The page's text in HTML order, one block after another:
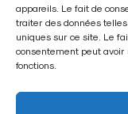
appareils. Le fait de
traiter des données
uniques sur ce site. Le
consentement peut
fonctions.
Mairie de
Fontenay-